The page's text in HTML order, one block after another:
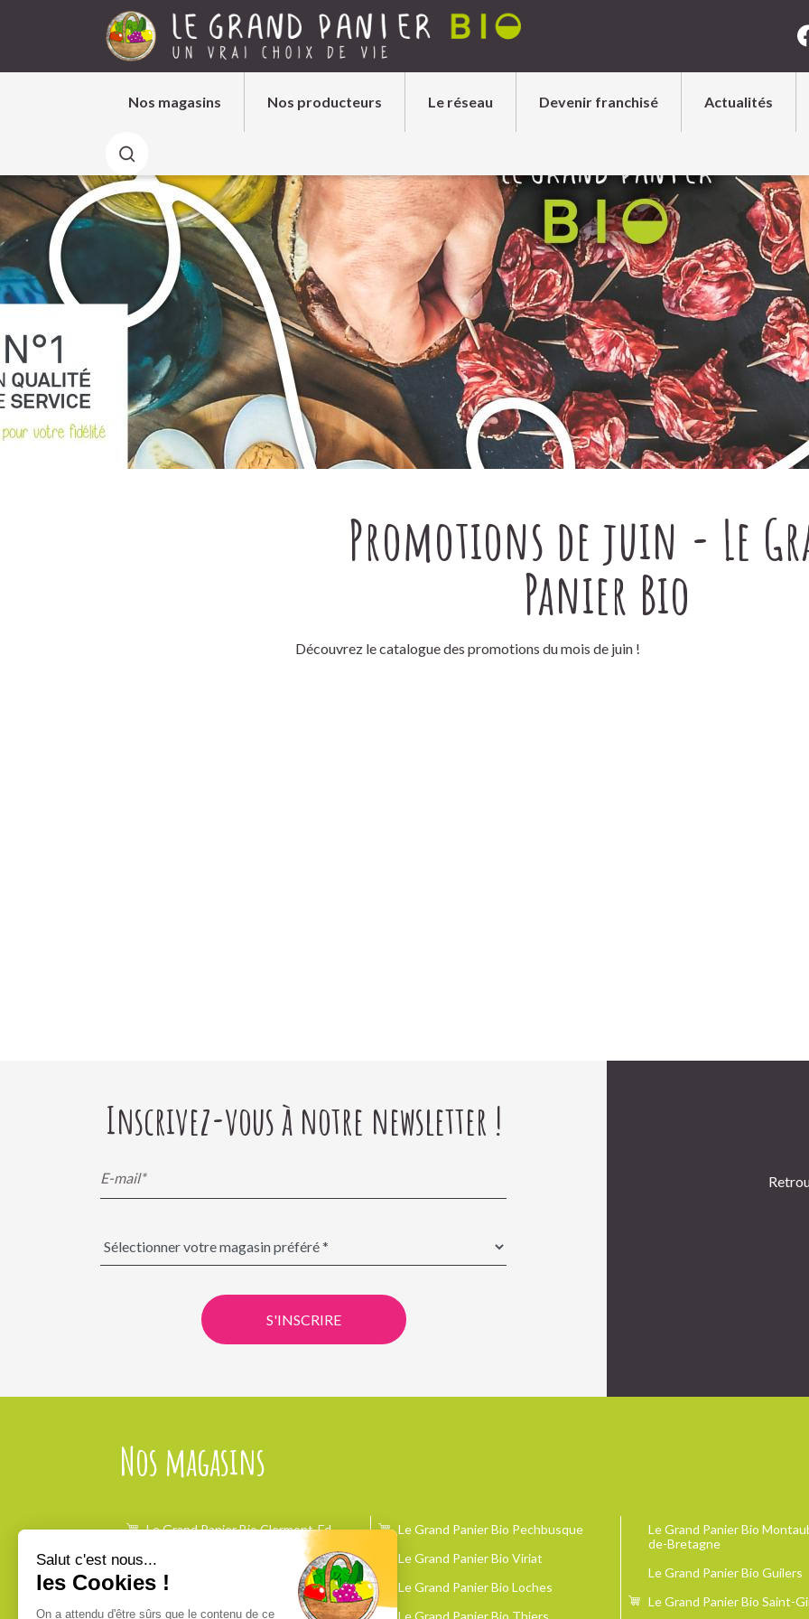
Salut c'est nous...
les Cookies !
On a attendu d'être sûrs que le contenu de ce
Nos magasins Nos producteurs Le réseau Devenir franchisé Actualités
Promotions de juin - Le
Panier Bio
Découvrez le catalogue des promotions du mois de juin !
Inscrivez-vous à notre newsletter !
S'INSCRIRE
Nos magasins
Le Grand Panier Bio Clermont-Fd
Le Panier Bio Clermont-Fd Les
Salins
Le Panier Bio Mozac
Le Grand Panier Bio Pechbusque
Le Grand Panier Bio Viriat
Le Grand Panier Bio Loches
Le Grand Panier Bio Thiers
Le Grand Panier Bio
de-Bretagne
Le Grand Panier Bio Guilers
Le Grand Panier Bio Saint-